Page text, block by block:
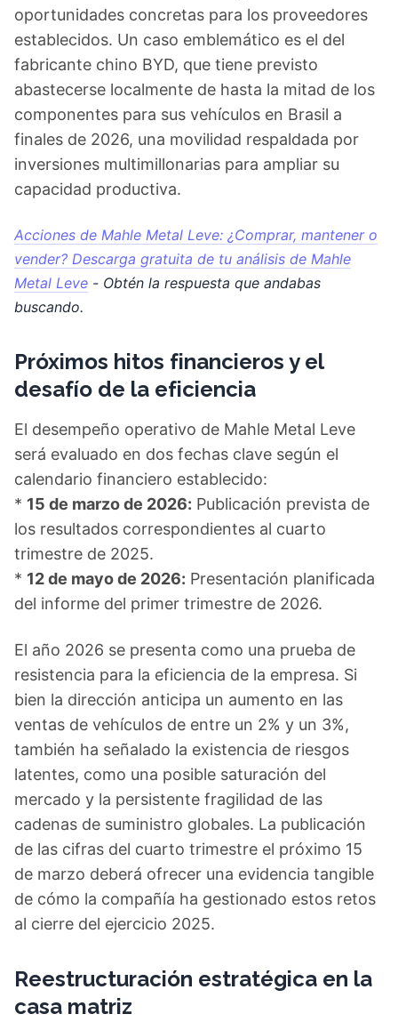
oportunidades concretas para los proveedores
establecidos. Un caso emblemático es el del
fabricante chino BYD, que tiene previsto
abastecerse localmente de hasta la mitad de los
componentes para sus vehículos en Brasil a
finales de 2026, una movilidad respaldada por
inversiones multimillonarias para ampliar su
capacidad productiva.
Acciones de Mahle Metal Leve: ¿Comprar, mantener o
vender? Descarga gratuita de tu análisis de Mahle
Metal Leve - Obtén la respuesta que andabas
buscando.
Próximos hitos financieros y el
desafío de la eficiencia
El desempeño operativo de Mahle Metal Leve
será evaluado en dos fechas clave según el
calendario financiero establecido:
* 15 de marzo de 2026: Publicación prevista de
los resultados correspondientes al cuarto
trimestre de 2025.
* 12 de mayo de 2026: Presentación planificada
del informe del primer trimestre de 2026.
El año 2026 se presenta como una prueba de
resistencia para la eficiencia de la empresa. Si
bien la dirección anticipa un aumento en las
ventas de vehículos de entre un 2% y un 3%,
también ha señalado la existencia de riesgos
latentes, como una posible saturación del
mercado y la persistente fragilidad de las
cadenas de suministro globales. La publicación
de las cifras del cuarto trimestre el próximo 15
de marzo deberá ofrecer una evidencia tangible
de cómo la compañía ha gestionado estos retos
al cierre del ejercicio 2025.
Reestructuración estratégica en la
casa matriz